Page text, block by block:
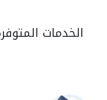
الخدمات